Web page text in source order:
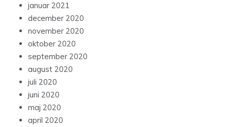
januar 2021
december 2020
november 2020
oktober 2020
september 2020
august 2020
juli 2020
juni 2020
maj 2020
april 2020